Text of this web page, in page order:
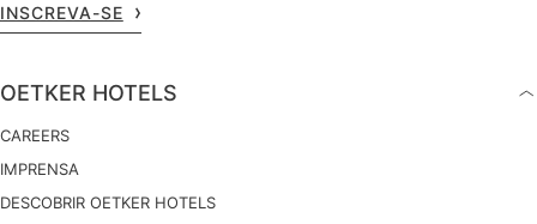
INSCREVA-SE
OETKER HOTELS
CAREERS
IMPRENSA
DESCOBRIR OETKER HOTELS